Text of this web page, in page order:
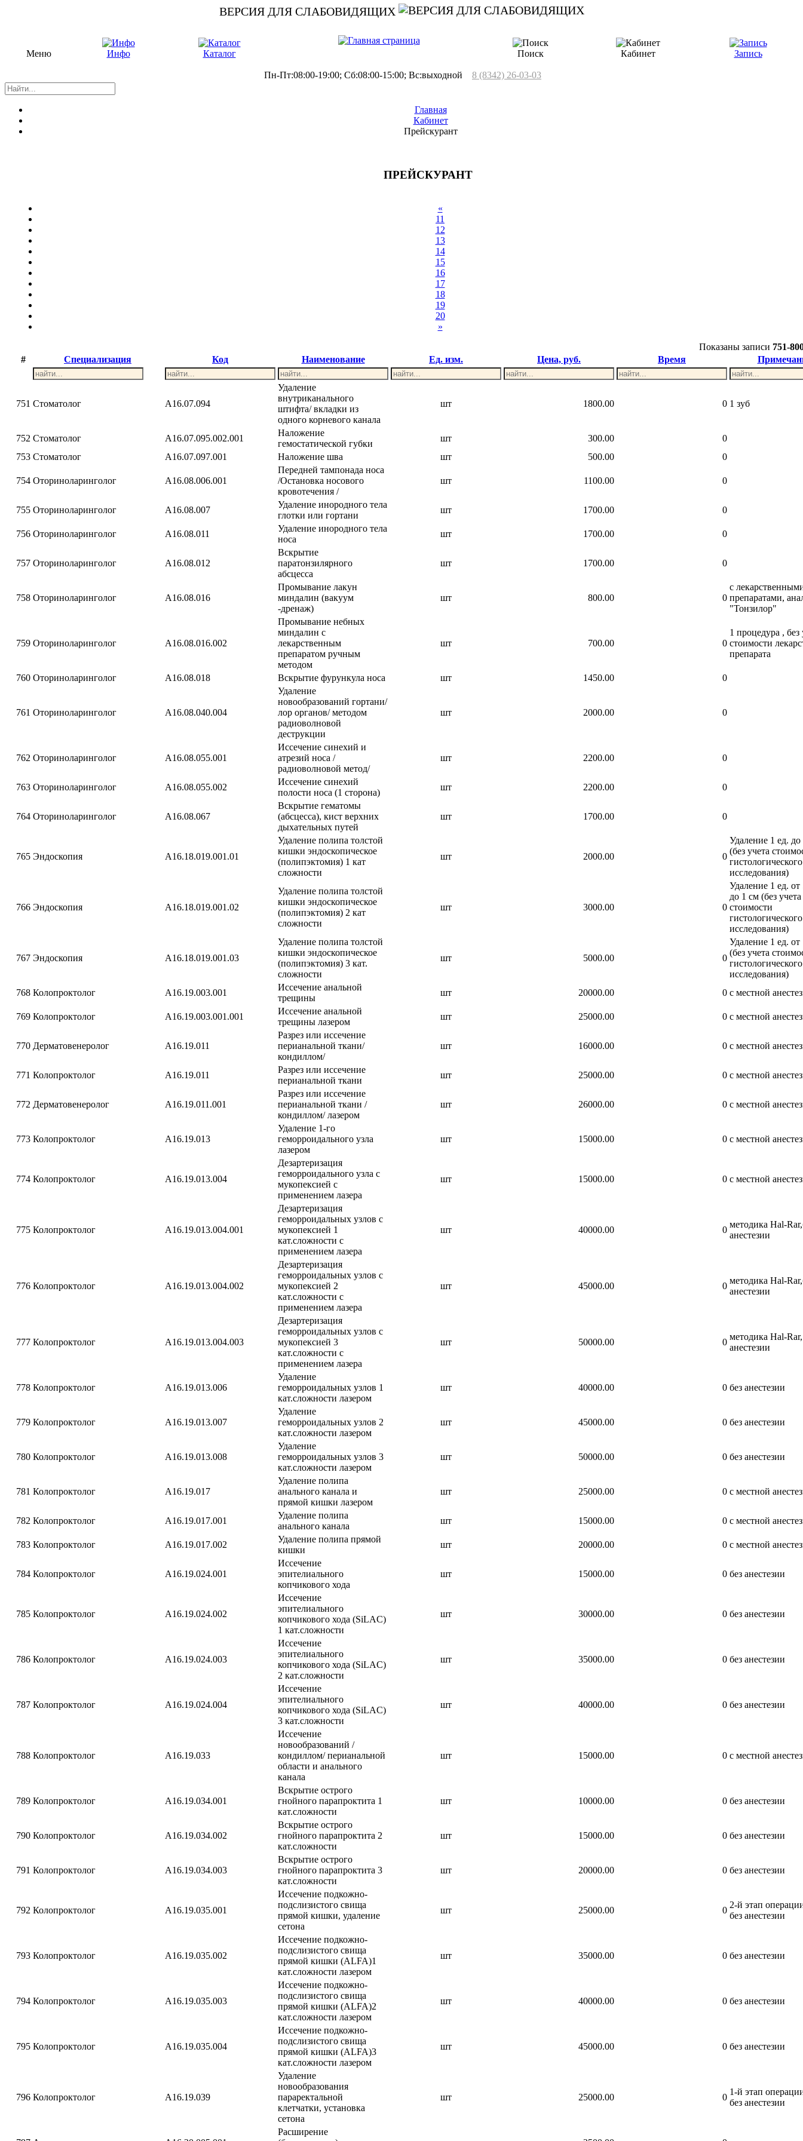
ВЕРСИЯ ДЛЯ СЛАБОВИДЯЩИХ
Меню Инфо Каталог Поиск Кабинет Запись
Пн-Пт:08:00-19:00; Сб:08:00-15:00; Вс:выходной 8 (8342) 26-03-03
Главная
Кабинет
Прейскурант
ПРЕЙСКУРАНТ
«
11
12
13
14
15
16
17
18
19
20
»
Показаны записи 751-
#
Специализация Код Наименование Ед. изм. Цена, руб. Время
751 Стоматолог A16.07.094
Удаление
внутриканального
штифта/ вкладки из
одного корневого канала
шт 1800.00 0 1 зуб
752 Стоматолог A16.07.095.002.001
Наложение
гемостатической губки
шт 300.00
0
753 Стоматолог A16.07.097.001 Наложение шва шт 500.00 0
754 Оториноларинголог A16.08.006.001
Передней тампонада носа
/Остановка носового
кровотечения /
шт 1100.00 0
755 Оториноларинголог A16.08.007
Удаление инородного тела
глотки или гортани
шт 1700.00 0
756 Оториноларинголог A16.08.011
Удаление инородного тела
носа
шт 1700.00 0
757 Оториноларинголог A16.08.012
Вскрытие
паратонзилярного
абсцесса
шт 1700.00 0
758 Оториноларинголог A16.08.016
Промывание лакун
миндалин (вакуум
-дренаж)
шт 800.00 0
с
препаратами,
"Тонзилор"
759 Оториноларинголог A16.08.016.002
Промывание небных
миндалин с
лекарственным
препаратом ручным
методом
шт 700.00 0
1 процедура , без
стоимости
препарата
760 Оториноларинголог A16.08.018 Вскрытие фурункула носа шт 1450.00 0
761 Оториноларинголог A16.08.040.004
Удаление
новообразований гортани/
лор органов/ методом
радиоволновой
деструкции
шт 2000.00 0
762 Оториноларинголог A16.08.055.001
Иссечение синехий и
атрезий носа /
радиоволновой метод/
шт 2200.00 0
763 Оториноларинголог A16.08.055.002
Иссечение синехий
полости носа (1 сторона)
шт 2200.00 0
764 Оториноларинголог A16.08.067
Вскрытие гематомы
(абсцесса), кист верхних
дыхательных путей
шт 1700.00 0
765 Эндоскопия A16.18.019.001.01
Удаление полипа толстой
кишки эндоскопическое
(полипэктомия) 1 кат
сложности
шт 2000.00 0
Удаление 1 ед.
(без учета
гистологического
исследования)
766 Эндоскопия A16.18.019.001.02
Удаление полипа толстой
кишки эндоскопическое
(полипэктомия) 2 кат
сложности
шт 3000.00 0
Удаление 1 ед.
до 1 см (без учета
стоимости
гистологического
исследования)
767 Эндоскопия A16.18.019.001.03
Удаление полипа толстой
кишки эндоскопическое
(полипэктомия) 3 кат.
сложности
шт 5000.00 0
Удаление 1 ед.
(без учета
гистологического
исследования)
768 Колопроктолог A16.19.003.001
Иссечение анальной
трещины
шт 20000.00 0 с местной
769 Колопроктолог A16.19.003.001.001
Иссечение анальной
трещины лазером
шт 25000.00 0 с местной
770 Дерматовенеролог A16.19.011
Разрез или иссечение
перианальной ткани/
кондиллом/
шт 16000.00 0 с местной
771 Колопроктолог A16.19.011
Разрез или иссечение
перианальной ткани
шт 25000.00 0 с местной
772 Дерматовенеролог A16.19.011.001
Разрез или иссечение
перианальной ткани /
кондиллом/ лазером
шт 26000.00 0 с местной
773 Колопроктолог A16.19.013
Удаление 1-го
геморроидального узла
лазером
шт 15000.00 0 с местной
774 Колопроктолог A16.19.013.004
Дезартеризация
геморроидального узла с
мукопексией с
применением лазера
шт 15000.00 0 с местной
775 Колопроктолог A16.19.013.004.001
Дезартеризация
геморроидальных узлов с
мукопексией 1
кат.сложности с
применением лазера
шт 40000.00 0
методика Hal-
анестезии
776 Колопроктолог A16.19.013.004.002
Дезартеризация
геморроидальных узлов с
мукопексией 2
кат.сложности с
применением лазера
шт 45000.00 0
методика Hal-
анестезии
777 Колопроктолог A16.19.013.004.003
Дезартеризация
геморроидальных узлов с
мукопексией 3
кат.сложности с
применением лазера
шт 50000.00 0
методика Hal-Rar,
анестезии
778 Колопроктолог A16.19.013.006
Удаление
геморроидальных узлов 1
кат.сложности лазером
шт 40000.00 0 без анестезии
779 Колопроктолог A16.19.013.007
Удаление
геморроидальных узлов 2
кат.сложности лазером
шт 45000.00 0 без анестезии
780 Колопроктолог A16.19.013.008
Удаление
геморроидальных узлов 3
кат.сложности лазером
шт 50000.00 0 без анестезии
781 Колопроктолог A16.19.017
Удаление полипа
анального канала и
прямой кишки лазером
шт 25000.00 0 с местной
782 Колопроктолог A16.19.017.001
Удаление полипа
анального канала
шт 15000.00 0 с местной
783 Колопроктолог A16.19.017.002
Удаление полипа прямой
кишки
шт 20000.00 0 с местной
784 Колопроктолог A16.19.024.001
Иссечение
эпителиального
копчикового хода
шт 15000.00 0 без анестезии
785 Колопроктолог A16.19.024.002
Иссечение
эпителиального
копчикового хода (SiLAC)
1 кат.сложности
шт 30000.00 0 без анестезии
786 Колопроктолог A16.19.024.003
Иссечение
эпителиального
копчикового хода (SiLAC)
2 кат.сложности
шт 35000.00 0 без анестезии
787 Колопроктолог A16.19.024.004
Иссечение
эпителиального
копчикового хода (SiLAC)
3 кат.сложности
шт 40000.00 0 без анестезии
788 Колопроктолог A16.19.033
Иссечение
новообразований /
кондиллом/ перианальной
области и анального
канала
шт 15000.00 0 с местной
789 Колопроктолог A16.19.034.001
Вскрытие острого
гнойного парапроктита 1
кат.сложности
шт 10000.00 0 без анестезии
790 Колопроктолог A16.19.034.002
Вскрытие острого
гнойного парапроктита 2
кат.сложности
шт 15000.00 0 без анестезии
791 Колопроктолог A16.19.034.003
Вскрытие острого
гнойного парапроктита 3
кат.сложности
шт 20000.00 0 без анестезии
792 Колопроктолог A16.19.035.001
Иссечение подкожно-
подслизистого свища
прямой кишки, удаление
сетона
шт 25000.00 0
2-й этап
без анестезии
793 Колопроктолог A16.19.035.002
Иссечение подкожно-
подслизистого свища
прямой кишки (ALFA)1
кат.сложности лазером
шт 35000.00 0 без анестезии
794 Колопроктолог A16.19.035.003
Иссечение подкожно-
подслизистого свища
прямой кишки (ALFA)2
кат.сложности лазером
шт 40000.00 0 без анестезии
795 Колопроктолог A16.19.035.004
Иссечение подкожно-
подслизистого свища
прямой кишки (ALFA)3
кат.сложности лазером
шт 45000.00 0 без анестезии
796 Колопроктолог A16.19.039
Удаление
новообразования
параректальной
клетчатки, установка
сетона
шт 25000.00 0
1-й этап
без анестезии
Расширение